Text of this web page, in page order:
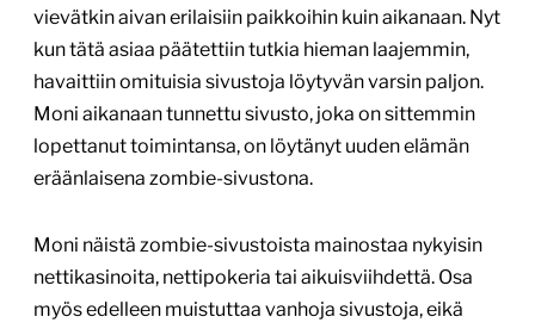
vievätkin aivan erilaisiin paikkoihin kuin aikanaan. Nyt
kun tätä asiaa päätettiin tutkia hieman laajemmin,
havaittiin omituisia sivustoja löytyvän varsin paljon.
Moni aikanaan tunnettu sivusto, joka on sittemmin
lopettanut toimintansa, on löytänyt uuden elämän
eräänlaisena zombie-sivustona.
Moni näistä zombie-sivustoista mainostaa nykyisin
nettikasinoita, nettipokeria tai aikuisviihdettä. Osa
myös edelleen muistuttaa vanhoja sivustoja, eikä